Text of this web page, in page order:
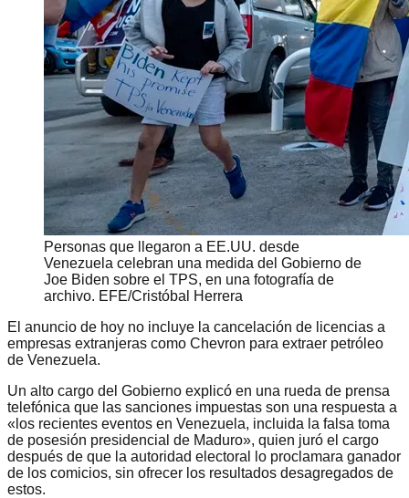
Personas que llegaron a EE.UU. desde
Venezuela celebran una medida del Gobierno de
Joe Biden sobre el TPS, en una fotografía de
archivo. EFE/Cristóbal Herrera
El anuncio de hoy no incluye la cancelación de licencias a
empresas extranjeras como Chevron para extraer petróleo
de Venezuela.
Un alto cargo del Gobierno explicó en una rueda de prensa
telefónica que las sanciones impuestas son una respuesta a
«los recientes eventos en Venezuela, incluida la falsa toma
de posesión presidencial de Maduro», quien juró el cargo
después de que la autoridad electoral lo proclamara ganador
de los comicios, sin ofrecer los resultados desagregados de
estos.